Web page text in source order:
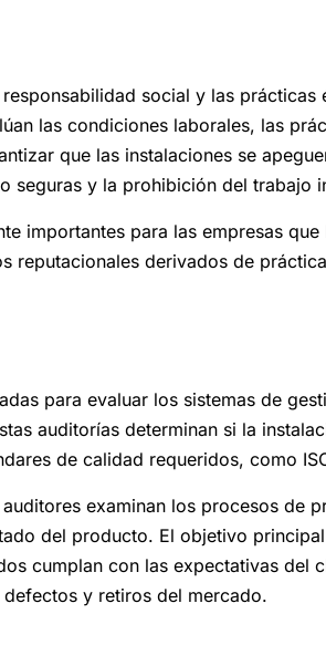
social y las
las condiciones laborales, las
que las instalaciones se
seguras y la prohibición del trabajo
importantes para las empresas
reputacionales derivados de
para evaluar los sistemas de
auditorías determinan si la
de calidad requeridos, como
examinan los procesos de
del producto. El objetivo
cumplan con las expectativas del
y retiros del mercado.